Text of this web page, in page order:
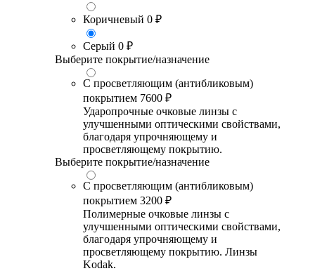
Коричневый 0 ₽
Серый 0 ₽
Выберите покрытие/назначение
С просветляющим (антибликовым)
покрытием 7600 ₽
Ударопрочные очковые линзы с
улучшенными оптическими свойствами,
благодаря упрочняющему и
просветляющему покрытию.
Выберите покрытие/назначение
С просветляющим (антибликовым)
покрытием 3200 ₽
Полимерные очковые линзы с
улучшенными оптическими свойствами,
благодаря упрочняющему и
просветляющему покрытию. Линзы
Kodak.